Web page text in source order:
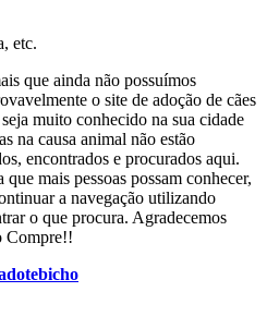
etc.
que ainda não possuímos
o site de adoção de cães
muito conhecido na sua cidade
na causa animal não estão
encontrados e procurados aqui.
mais pessoas possam conhecer,
a navegação utilizando
o que procura. Agradecemos
Compre!!